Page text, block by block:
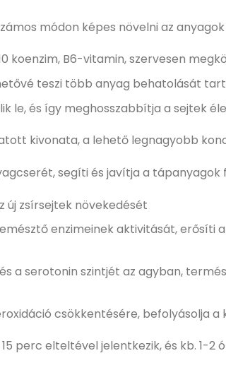
módon képes növelni az
koenzim, B6-vitamin, szervesen
teszi több anyag behatolását
le, és így meghosszabbítja a sejtek
kivonata, a lehető legnagyobb
segíti és javítja a tápanyagok
új zsírsejtek növekedését
enzimeinek aktivitását, erősíti
a serotonin szintjét az agyban,
csökkentésére, befolyásolja
perc elteltével jelentkezik, és kb. 1-2